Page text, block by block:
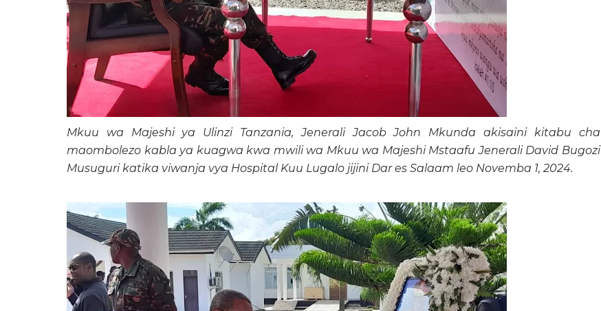
Mkuu wa Majeshi ya Ulinzi Tanzania, Jenerali Jacob John Mkunda akisaini kitabu cha
maombolezo kabla ya kuagwa kwa mwili wa Mkuu wa Majeshi Mstaafu Jenerali David Bugozi
Musuguri katika viwanja vya Hospital Kuu Lugalo jijini Dar es Salaam leo Novemba 1, 2024.